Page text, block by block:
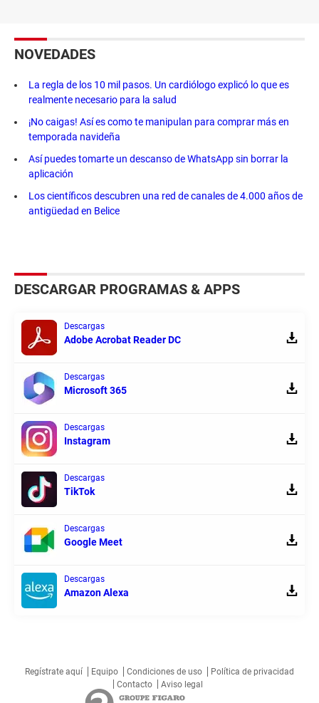
NOVEDADES
La regla de los 10 mil pasos. Un cardiólogo explicó lo que es
realmente necesario para la salud
¡No caigas! Así es como te manipulan para comprar más en
temporada navideña
Así puedes tomarte un descanso de WhatsApp sin borrar la
aplicación
Los científicos descubren una red de canales de 4.000 años de
antigüedad en Belice
DESCARGAR PROGRAMAS & APPS
Descargas
Adobe Acrobat Reader DC
Descargas
Microsoft 365
Descargas
Instagram
Descargas
TikTok
Descargas
Google Meet
Descargas
Amazon Alexa
Regístrate aquí Equipo Condiciones de uso
Política de privacidad
Contacto
Aviso legal